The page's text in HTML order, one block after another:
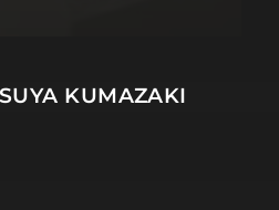
KUMAZAKI